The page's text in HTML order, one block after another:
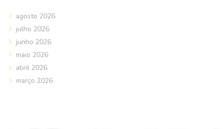
agosto 2026
julho 2026
junho 2026
maio 2026
abril 2026
março 2026